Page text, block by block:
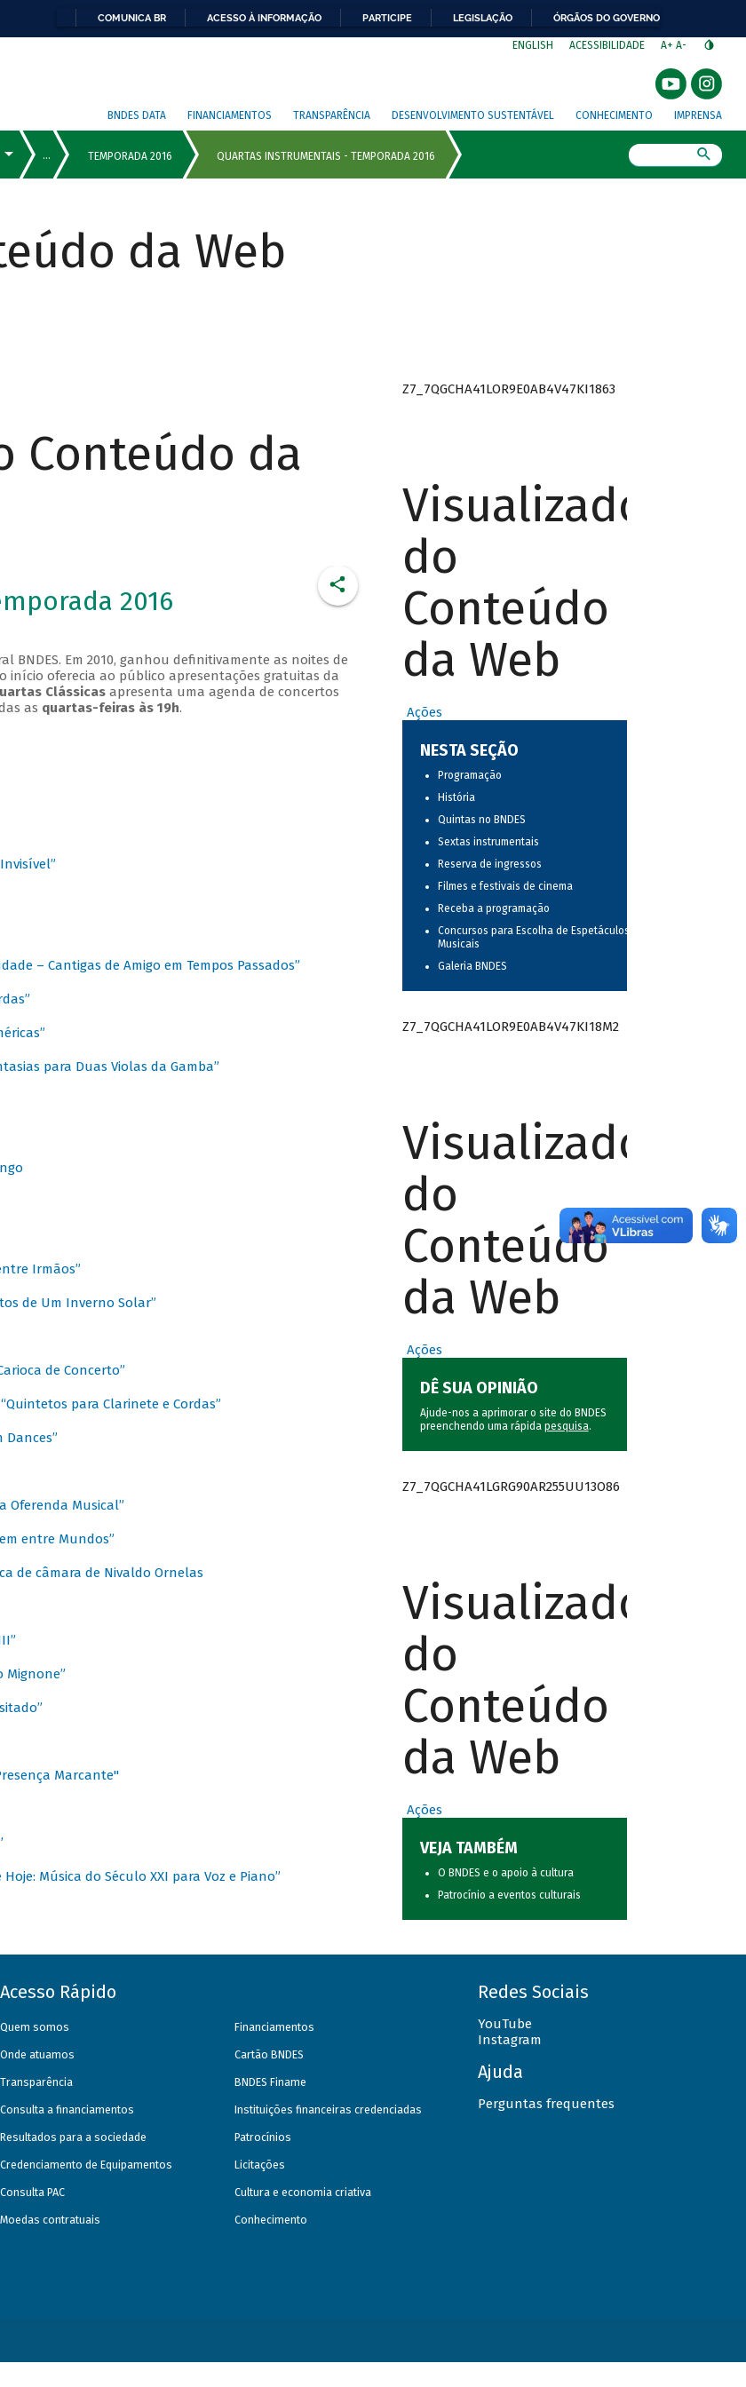
COMUNICA BR ACESSO À INFORMAÇÃO PARTICIPE LEGISLAÇÃO ÓRGÃOS DO GOVERNO
ENGLISH ACESSIBILIDADE A+ A-
BNDES DATA FINANCIAMENTOS TRANSPARÊNCIA DESENVOLVIMENTO SUSTENTÁVEL CONHECIMENTO IMPRENSA
da Web
Conteúdo da
2016
BNDES. Em 2010, ganhou definitivamente as noites de
início oferecia ao público apresentações gratuitas da
Clássicasapresenta uma agenda de concertos
as quartas-feiras às 19h.
– Cantigas de Amigo em Tempos Passados”
para Duas Violas da Gamba”
Irmãos”
de Um Inverno Solar”
de Concerto”
para Clarinete e Cordas”
Oferenda Musical”
entre Mundos”
de câmara de Nivaldo Ornelas
Mignone”
Marcante"
Música do Século XXI para Voz e Piano”
Z7_7QGCHA41LOR9E0AB4V47KI1863
Visualizador
do
Conteúdo
da Web
Ações
NESTA SEÇÃO
Programação
História
Quintas no BNDES
Sextas instrumentais
Reserva de ingressos
Filmes e festivais de cinema
Receba a programação
Concursos para Escolha de Espetáculos
Musicais
Galeria BNDES
Z7_7QGCHA41LOR9E0AB4V47KI18M2
Visualizador
do
Conteúdo
da Web
Ações
DÊ SUA OPINIÃO
Ajude-nos a aprimorar o site do BNDES
preenchendo uma rápida pesquisa.
Z7_7QGCHA41LGRG90AR255UU13O86
Visualizador
do
Conteúdo
da Web
Ações
VEJA TAMBÉM
O BNDES e o apoio à cultura
Patrocínio a eventos culturais
Acesso Rápido
Quem somos
Onde atuamos
Transparência
Consulta a financiamentos
Resultados para a sociedade
Credenciamento de Equipamentos
Consulta PAC
Moedas contratuais
Financiamentos
Cartão BNDES
BNDES Finame
Instituições financeiras credenciadas
Patrocínios
Licitações
Cultura e economia criativa
Conhecimento
Redes Sociais
YouTube
Instagram
Ajuda
Perguntas frequentes